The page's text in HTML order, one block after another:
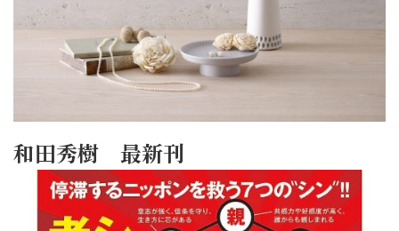
和田秀樹 最新刊